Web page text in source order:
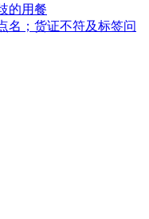
的用餐
名；货证不符及标签问